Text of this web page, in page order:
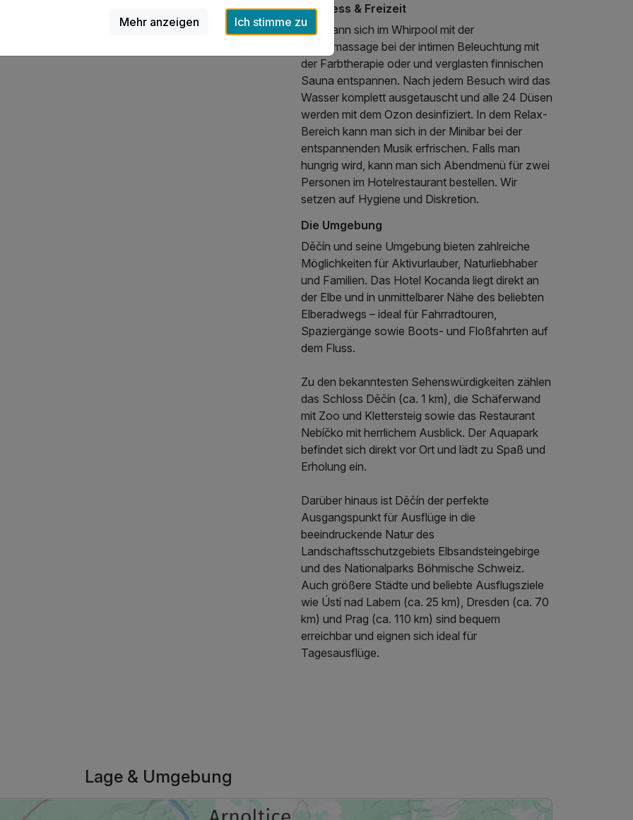
Wellness & Freizeit
Man kann sich im Whirpool mit der
Hydromassage bei der intimen Beleuchtung mit
der Farbtherapie oder und verglasten finnischen
Sauna entspannen. Nach jedem Besuch wird das
Wasser komplett ausgetauscht und alle 24 Düsen
werden mit dem Ozon desinfiziert. In dem Relax-
Bereich kann man sich in der Minibar bei der
entspannenden Musik erfrischen. Falls man
hungrig wird, kann man sich Abendmenü für zwei
Personen im Hotelrestaurant bestellen. Wir
setzen auf Hygiene und Diskretion.
Die Umgebung
Děčín und seine Umgebung bieten zahlreiche
Möglichkeiten für Aktivurlauber, Naturliebhaber
und Familien. Das Hotel Kocanda liegt direkt an
der Elbe und in unmittelbarer Nähe des beliebten
Elberadwegs – ideal für Fahrradtouren,
Spaziergänge sowie Boots- und Floßfahrten auf
dem Fluss.
Zu den bekanntesten Sehenswürdigkeiten zählen
das Schloss Děčín (ca. 1 km), die Schäferwand
mit Zoo und Klettersteig sowie das Restaurant
Nebíčko mit herrlichem Ausblick. Der Aquapark
befindet sich direkt vor Ort und lädt zu Spaß und
Erholung ein.
Darüber hinaus ist Děčín der perfekte
Ausgangspunkt für Ausflüge in die
beeindruckende Natur des
Landschaftsschutzgebiets Elbsandsteingebirge
und des Nationalparks Böhmische Schweiz.
Auch größere Städte und beliebte Ausflugsziele
wie Ústí nad Labem (ca. 25 km), Dresden (ca. 70
km) und Prag (ca. 110 km) sind bequem
erreichbar und eignen sich ideal für
Tagesausflüge.
Lage & Umgebung
Mehr anzeigen Ich stimme zu